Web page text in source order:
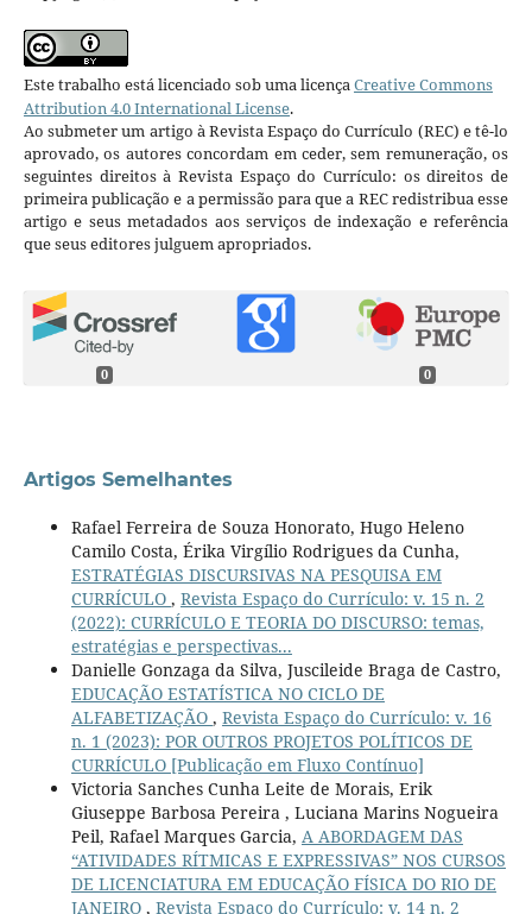
Este trabalho está licenciado sob uma licençaCreative Commons
Attribution 4.0 International License.
Ao submeter um artigo à Revista Espaço do Currículo (REC) e tê-lo
aprovado, os autores concordam em ceder, sem remuneração, os
seguintes direitos à Revista Espaço do Currículo: os direitos de
primeira publicação e a permissão para que a REC redistribua esse
artigo e seus metadados aos serviços de indexação e referência
que seus editores julguem apropriados.
0 0
Artigos Semelhantes
Rafael Ferreira de Souza Honorato, Hugo Heleno
Camilo Costa, Érika Virgílio Rodrigues da Cunha,
ESTRATÉGIAS DISCURSIVAS NA PESQUISA EM
CURRÍCULO , Revista Espaço do Currículo: v. 15 n. 2
(2022): CURRÍCULO E TEORIA DO DISCURSO: temas,
estratégias e perspectivas...
Danielle Gonzaga da Silva, Juscileide Braga de Castro,
EDUCAÇÃO ESTATÍSTICA NO CICLO DE
ALFABETIZAÇÃO , Revista Espaço do Currículo: v. 16
n. 1 (2023): POR OUTROS PROJETOS POLÍTICOS DE
CURRÍCULO [Publicação em Fluxo Contínuo]
Victoria Sanches Cunha Leite de Morais, Erik
Giuseppe Barbosa Pereira , Luciana Marins Nogueira
Peil, Rafael Marques Garcia, A ABORDAGEM DAS
“ATIVIDADES RÍTMICAS E EXPRESSIVAS” NOS CURSOS
DE LICENCIATURA EM EDUCAÇÃO FÍSICA DO RIO DE
JANEIRO , Revista Espaço do Currículo: v. 14 n. 2